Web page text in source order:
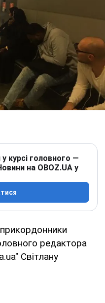
курсі головного —
на OBOZ.UA у
редактора
Світлану